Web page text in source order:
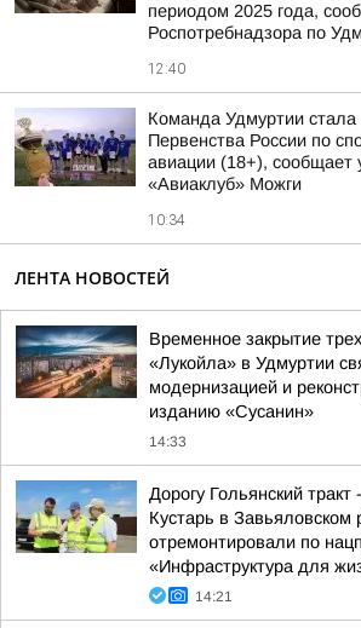
периодом 2025 года,
Роспотребнадзора по
12:40
Команда Удмуртии стала
Первенства России по
авиации (18+), сообщает
«Авиаклуб» Можги
10:34
ЛЕНТА НОВОСТЕЙ
Временное закрытие
«Лукойла» в Удмуртии
модернизацией и
изданию «Сусанин»
14:33
Дорогу Гольянский
Кустарь в Завьяловском
отремонтировали по
«Инфраструктура для
14:21